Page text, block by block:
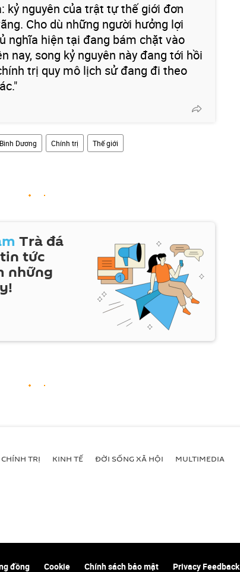
kỷ nguyên của trật tự thế giới đơn
Cho dù những người hưởng lợi
nghĩa hiện tại đang bám chặt vào
nay, song kỷ nguyên này đang tới hồi
trị quy mô lịch sử đang đi theo
Dương Chính trị Thế giới
Trà đá
tức
những
CHÍNH TRỊ KINH TẾ ĐỜI SỐNG XÃ HỘI MULTIMEDIA
đồng Cookie Chính sách bảo mật Privacy Feedback